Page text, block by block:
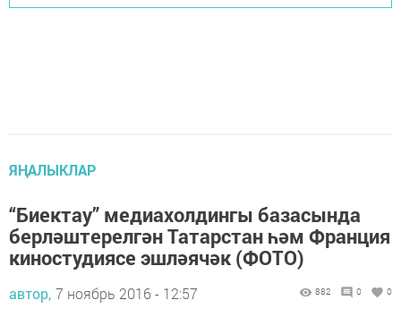
ЯҢАЛЫКЛАР
“Биектау” медиахолдингы базасында
берләштерелгән Татарстан һәм Франция
киностудиясе эшләячәк (ФОТО)
автор, 7 ноябрь 2016 - 12:57 882 0 0